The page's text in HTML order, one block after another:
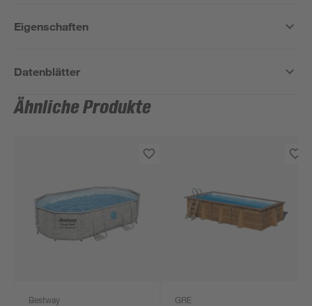
Eigenschaften
Datenblätter
Ähnliche Produkte
Bestway GRE